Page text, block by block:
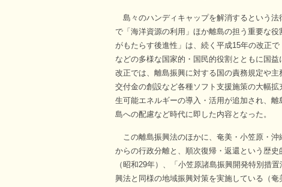
島々のハンディキャップを解消するという法
で「海洋資源の利用」ほか離島の担う重要な
がもたらす後進性」は、続く平成15年の改正
などの多様な国家的・国民的役割とともに国
改正では、離島振興に対する国の責務規定や
交付金の創設など各種ソフト支援施策の大幅
生可能エネルギーの導入・活用が追加され、
島への配慮など時代に即した内容となった。
この離島振興法のほかに、奄美・小笠原・
からの行政分離と、順次復帰・返還という歴
（昭和29年）、「小笠原諸島振興開発特別措
興法と同様の地域振興対策を実施している（